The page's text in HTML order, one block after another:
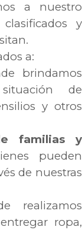
a nuestro
y
a:
brindamos
de
y otros
familias y
pueden
de nuestras
realizamos
ropa,